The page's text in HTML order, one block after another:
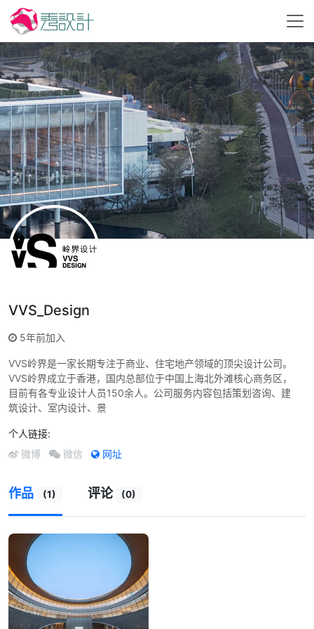
VVS_Design
5年前加入
VVS岭界是一家长期专注于商业、住宅地产领域的顶尖设计公司。
VVS岭界成立于香港，国内总部位于中国上海北外滩核心商务区，
目前有各专业设计人员150余人。公司服务内容包括策划咨询、建
筑设计、室内设计、景
个人链接:
微博 微信 网址
作品 (1) 评论 (0)